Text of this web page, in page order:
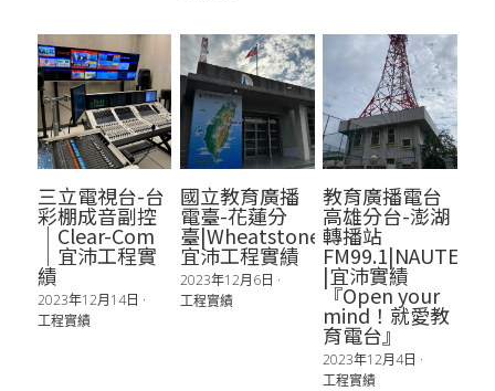
三立電視台-台
彩棚成音副控
｜Clear-Com
｜宜沛工程實
績
2023年12月14日 ·
工程實績
國立教育廣播
電臺-花蓮分
臺|Wheatstone|
宜沛工程實績
2023年12月6日 ·
工程實績
教育廣播電台
高雄分台-澎湖
轉播站
FM99.1|NAUTEL
|宜沛實績
『Open your
mind！就愛教
育電台』
2023年12月4日 ·
工程實績